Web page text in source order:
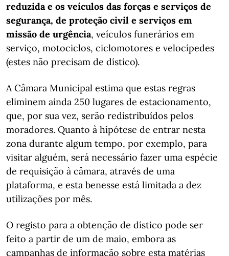
reduzida e os veículos das forças e serviços de
segurança, de proteção civil e serviços em
missão de urgência, veículos funerários em
serviço, motociclos, ciclomotores e velocípedes
(estes não precisam de dístico).
A Câmara Municipal estima que estas regras
eliminem ainda 250 lugares de estacionamento,
que, por sua vez, serão redistribuídos pelos
moradores. Quanto à hipótese de entrar nesta
zona durante algum tempo, por exemplo, para
visitar alguém, será necessário fazer uma espécie
de requisição à câmara, através de uma
plataforma, e esta benesse ​​​​​​​está limitada a dez
utilizações por mês.
O registo para a obtenção de dístico pode ser
feito a partir de um de maio, embora as
campanhas de informação sobre esta matérias